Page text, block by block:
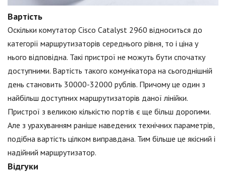
Вартість
Оскільки комутатор Cisco Catalyst 2960 відноситься до
категорії маршрутизаторів середнього рівня, то і ціна у
нього відповідна. Такі пристрої не можуть бути спочатку
доступними. Вартість такого комунікатора на сьогоднішній
день становить 30000-32000 рублів. Причому це один з
найбільш доступних маршрутизаторів даної лінійки.
Пристрої з великою кількістю портів є ще більш дорогими.
Але з урахуванням раніше наведених технічних параметрів,
подібна вартість цілком виправдана. Тим більше це якісний і
надійний маршрутизатор.
Відгуки